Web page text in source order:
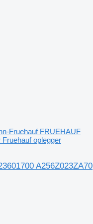
Fruehauf FRUEHAUF
oplegger
A256Z023ZA70